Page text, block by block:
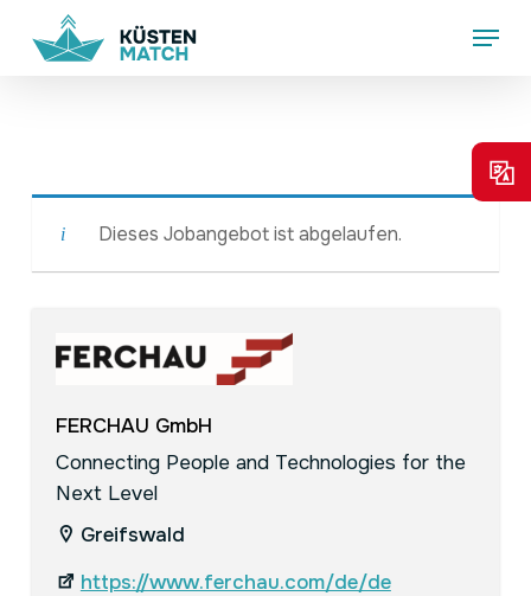
Menu
Dieses Jobangebot ist abgelaufen.
FERCHAU GmbH
Connecting People and Technologies for the
Next Level
Greifswald
https://www.ferchau.com/de/de